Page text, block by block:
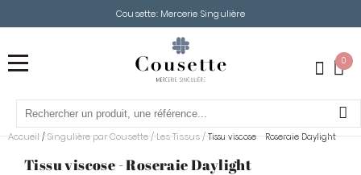
Cousette: Mercerie Singulière
0
Accueil /Singulière par Cousette/Les Tissus/Tissu viscose - Roseraie Daylight
Tissu viscose - Roseraie Daylight